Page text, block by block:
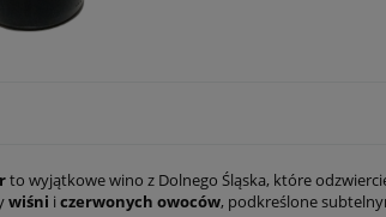
to wyjątkowe wino z Dolnego Śląska, które
wiśni i czerwonych owoców, podkreślone